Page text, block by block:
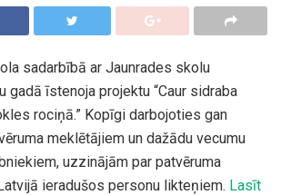
sadarbībā ar Jaunrades skolu
gadā īstenoja projektu “Caur sidraba
rociņā.” Kopīgi darbojoties gan
meklētājiem un dažādu vecumu
uzzinājām par patvēruma
ieradušos personu likteņiem. Lasīt